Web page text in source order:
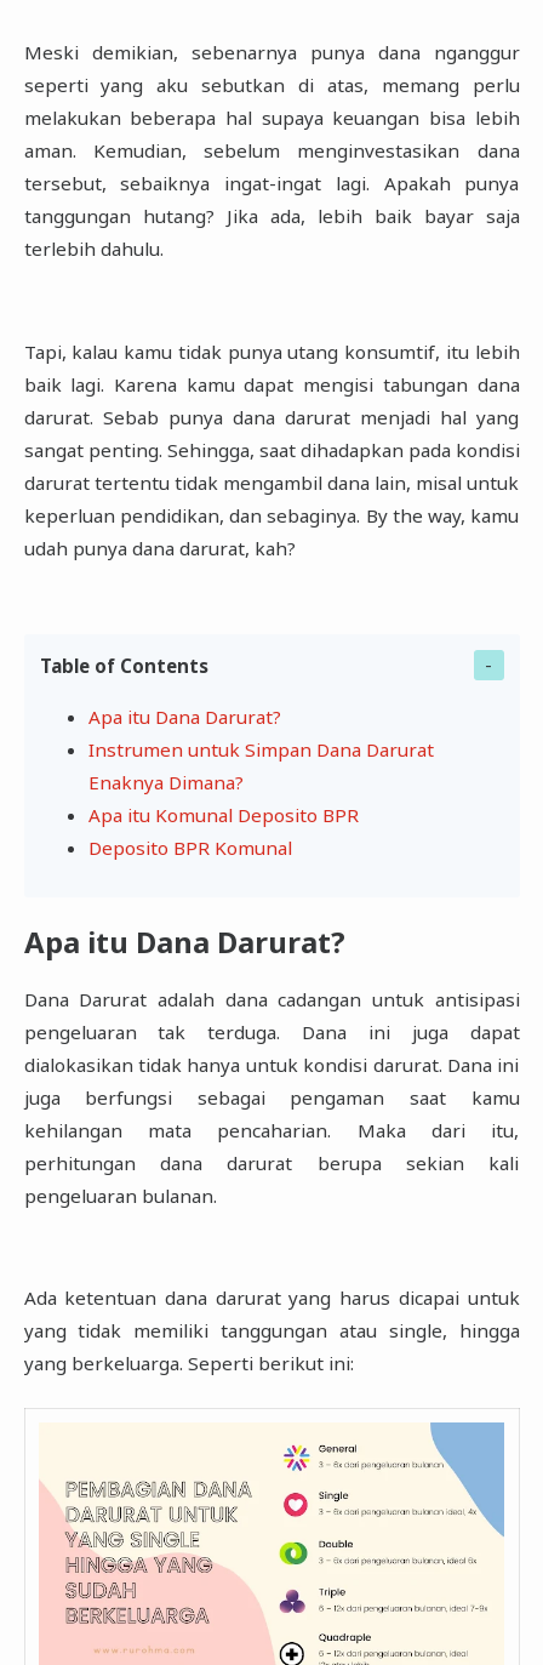
Meski demikian, sebenarnya punya dana nganggur
seperti yang aku sebutkan di atas, memang ‎perlu
melakukan beberapa hal supaya keuangan bisa lebih
aman. Kemudian, sebelum ‎menginvestasikan dana
tersebut, sebaiknya ingat-ingat lagi. Apakah punya
tanggungan hutang? ‎Jika ada, lebih baik bayar saja
terlebih dahulu.‎
Tapi, kalau kamu tidak punya utang konsumtif, itu lebih
baik lagi. Karena kamu dapat mengisi ‎tabungan dana
darurat. Sebab punya dana darurat menjadi hal yang
sangat penting. Sehingga, ‎saat dihadapkan pada kondisi
darurat tertentu tidak mengambil dana lain, misal untuk
‎keperluan pendidikan, dan sebaginya. By the way, kamu
udah punya dana darurat, kah?‎
Table of Contents
Apa itu Dana Darurat?‎
Instrumen untuk Simpan Dana Darurat
Enaknya Dimana?‎
Apa itu Komunal Deposito BPR
Deposito BPR Komunal
Apa itu Dana Darurat?‎
Dana Darurat adalah dana cadangan untuk antisipasi
pengeluaran tak terduga. Dana ini juga ‎dapat
dialokasikan tidak hanya untuk kondisi darurat. Dana ini
juga berfungsi sebagai ‎pengaman saat kamu
kehilangan mata pencaharian. Maka dari itu,
perhitungan dana darurat ‎berupa sekian kali
pengeluaran bulanan. ‎
Ada ketentuan dana darurat yang harus dicapai untuk
yang tidak memiliki tanggungan atau ‎single, hingga
yang berkeluarga. Seperti berikut ini:‎